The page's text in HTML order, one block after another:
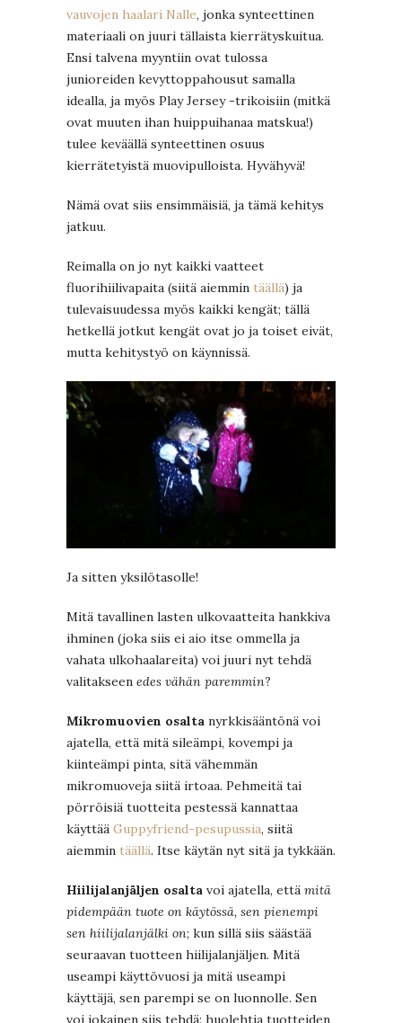
vauvojen haalari Nalle, jonka synteettinen
materiaali on juuri tällaista kierrätyskuitua.
Ensi talvena myyntiin ovat tulossa
junioreiden kevyttoppahousut samalla
idealla, ja myös Play Jersey -trikoisiin (mitkä
ovat muuten ihan huippuihanaa matskua!)
tulee keväällä synteettinen osuus
kierrätetyistä muovipulloista. Hyvähyvä!
Nämä ovat siis ensimmäisiä, ja tämä kehitys
jatkuu.
Reimalla on jo nyt kaikki vaatteet
fluorihiilivapaita (siitä aiemmin täällä) ja
tulevaisuudessa myös kaikki kengät; tällä
hetkellä jotkut kengät ovat jo ja toiset eivät,
mutta kehitystyö on käynnissä.
Ja sitten yksilötasolle!
Mitä tavallinen lasten ulkovaatteita hankkiva
ihminen (joka siis ei aio itse ommella ja
vahata ulkohaalareita) voi juuri nyt tehdä
valitakseen edes vähän paremmin?
Mikromuovien osalta nyrkkisääntönä voi
ajatella, että mitä sileämpi, kovempi ja
kiinteämpi pinta, sitä vähemmän
mikromuoveja siitä irtoaa. Pehmeitä tai
pörröisiä tuotteita pestessä kannattaa
käyttää Guppyfriend-pesupussia, siitä
aiemmin täällä. Itse käytän nyt sitä ja tykkään.
Hiilijalanjäljen osalta voi ajatella, että mitä
pidempään tuote on käytössä, sen pienempi
sen hiilijalanjälki on; kun sillä siis säästää
seuraavan tuotteen hiilijalanjäljen. Mitä
useampi käyttövuosi ja mitä useampi
käyttäjä, sen parempi se on luonnolle. Sen
voi jokainen siis tehdä: huolehtia tuotteiden